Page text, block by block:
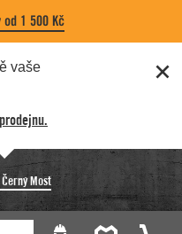
1 500 Kč
vaše
Most